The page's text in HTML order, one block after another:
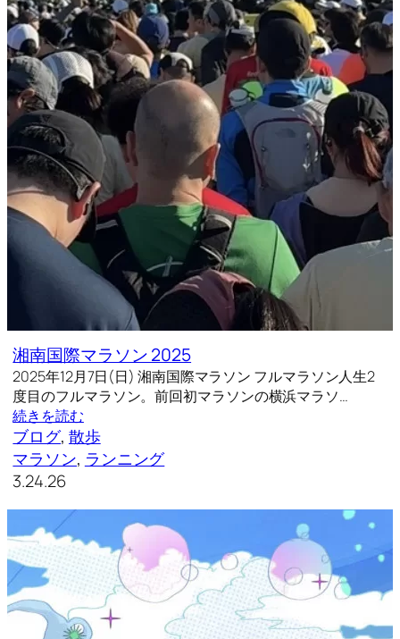
湘南国際マラソン 2025
2025年12月7日(日) 湘南国際マラソン フルマラソン人生2
度目のフルマラソン。前回初マラソンの横浜マラソ…
続きを読む
ブログ, 散歩
マラソン, ランニング
3.24.26